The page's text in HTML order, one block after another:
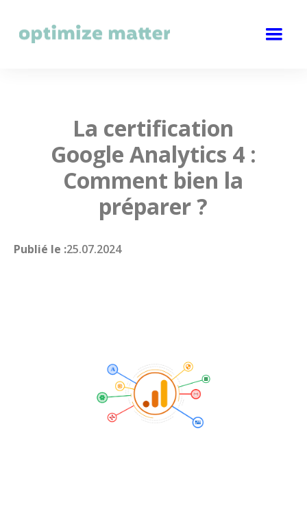
La certification
Google Analytics 4 :
Comment bien la
préparer ?
Publié le :25.07.2024